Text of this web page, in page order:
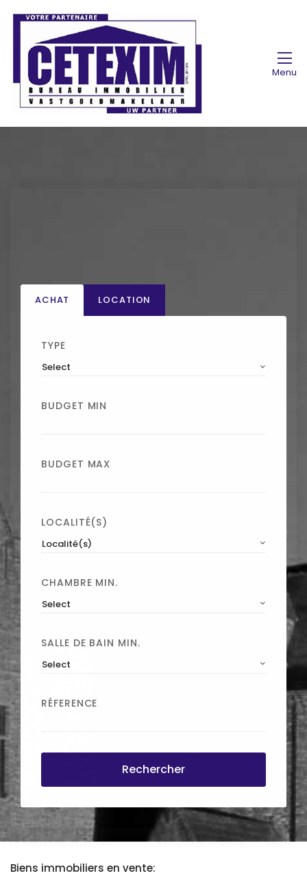
Menu
ACHAT LOCATION
TYPE
Select
BUDGET MIN
BUDGET MAX
LOCALITÉ(S)
Localité(s)
CHAMBRE MIN.
Select
SALLE DE BAIN MIN.
Select
RÉFERENCE
Rechercher
Biens immobiliers en vente: